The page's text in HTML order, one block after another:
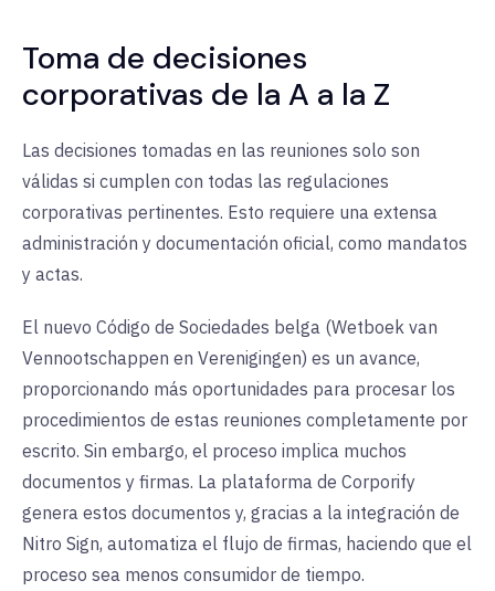
Toma de decisiones
corporativas de la A a la Z
Las decisiones tomadas en las reuniones solo son
válidas si cumplen con todas las regulaciones
corporativas pertinentes. Esto requiere una extensa
administración y documentación oficial, como mandatos
y actas.
El nuevo Código de Sociedades belga (Wetboek van
Vennootschappen en Verenigingen) es un avance,
proporcionando más oportunidades para procesar los
procedimientos de estas reuniones completamente por
escrito. Sin embargo, el proceso implica muchos
documentos y firmas. La plataforma de Corporify
genera estos documentos y, gracias a la integración de
Nitro Sign, automatiza el flujo de firmas, haciendo que el
proceso sea menos consumidor de tiempo.